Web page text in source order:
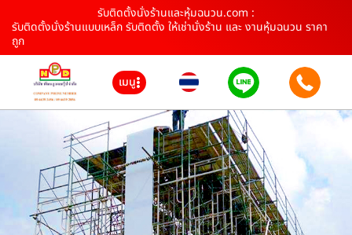
รับติดตั้งนั่งร้านและหุ้มฉนวน.com :
รับติดตั้งนั่งร้านแบบเหล็ก รับติดตั้ง ให้เช่านั่งร้าน และ งานหุ้มฉนวน ราคา
ถูก
เมนู